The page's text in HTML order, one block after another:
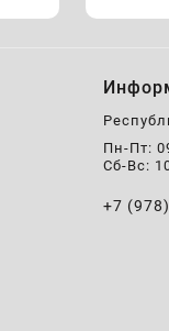
Пн-Пт:
Сб-Вс:
+7